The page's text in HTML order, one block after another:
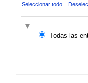
Seleccionar todo
Todas las